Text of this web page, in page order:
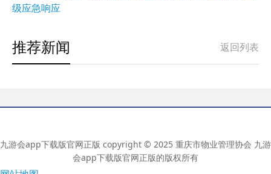
级应急响应
返回列表
推荐新闻
九游会app下载版官网正版 copyright © 2025 重庆市物业管理协会 九游
会app下载版官网正版的版权所有